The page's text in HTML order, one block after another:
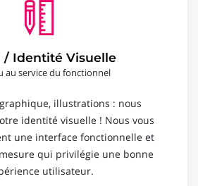
/ Identité Visuelle
au service du fonctionnel
illustrations : nous
identité visuelle ! Nous vous
une interface fonctionnelle et
qui privilégie une bonne
utilisateur.